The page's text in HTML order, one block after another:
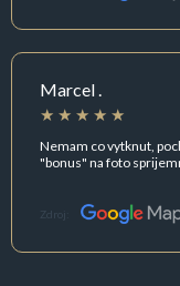
Marcel .
Nemam co vytknut,
"bonus" na foto
Zdroj: